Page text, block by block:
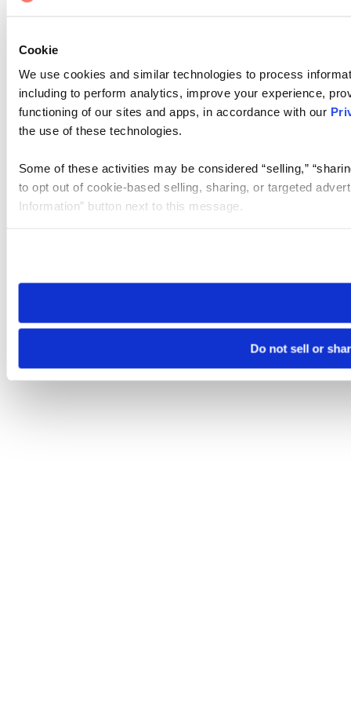
Cookie
We use cookies and similar technologies to process
including to perform analytics, improve your experience,
functioning of our sites and apps, in accordance with our
the use of these technologies.
Some of these activities may be considered “selling,”
to opt out of cookie-based selling, sharing, or targeted
Information” button next to this message.
need to be set again.
Do not sell or